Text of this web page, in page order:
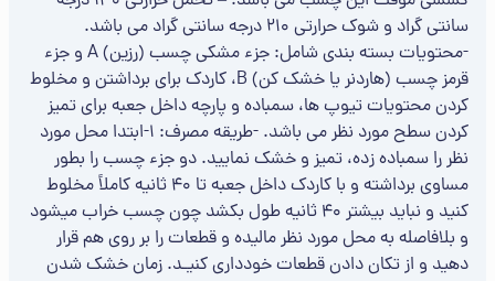
سانتی گراد و شوک حرارتی ۲۱۰ درجه سانتی گراد می باشد.
-محتویات بسته بندی شامل: جزء مشکی چسب (رزین) A و جزء
قرمز چسب (هاردنر یا خشک کن) B، کاردک برای برداشتن و مخلوط
کردن محتویات تیوپ ها، سمباده و پارچه داخل جعبه برای تمیز
کردن سطح مورد نظر می باشد. -طریقه مصرف: ۱-ابتدا محل مورد
نظر را سمباده زده، تمیز و خشک نمایید. دو جزء چسب را بطور
مساوی برداشته و با کاردک داخل جعبه تا ۴۰ ثانیه کاملاً مخلوط
کنید و نباید بیشتر ۴۰ ثانیه طول بکشد چون چسب خراب میشود
و بلافاصله به محل مورد نظر مالیده و قطعات را بر روی هم قرار
دهید و از تکان دادن قطعات خودداری کنیـد. زمان خشک شدن